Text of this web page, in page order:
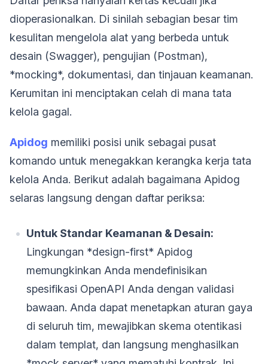
dioperasionalkan. Di sinilah sebagian besar tim
kesulitan mengelola alat yang berbeda untuk
desain (Swagger), pengujian (Postman),
*mocking*, dokumentasi, dan tinjauan keamanan.
Kerumitan ini menciptakan celah di mana tata
kelola gagal.
Apidog memiliki posisi unik sebagai pusat
komando untuk menegakkan kerangka kerja tata
kelola Anda. Berikut adalah bagaimana Apidog
selaras langsung dengan daftar periksa:
Untuk Standar Keamanan & Desain:
Lingkungan *design-first* Apidog
memungkinkan Anda mendefinisikan
spesifikasi OpenAPI Anda dengan validasi
bawaan. Anda dapat menetapkan aturan gaya
di seluruh tim, mewajibkan skema otentikasi
dalam templat, dan langsung menghasilkan